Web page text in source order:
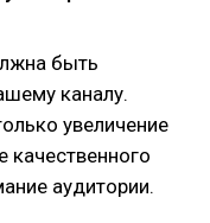
быть
каналу.
увеличение
качественного
аудитории.